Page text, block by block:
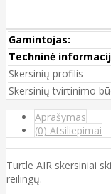
Gamintojas:
Techninė
Skersinių profilis
Skersinių tvirtinimo
Aprašymas
(0) Atsiliepimai
Turtle AIR skersiniai
reilingų.